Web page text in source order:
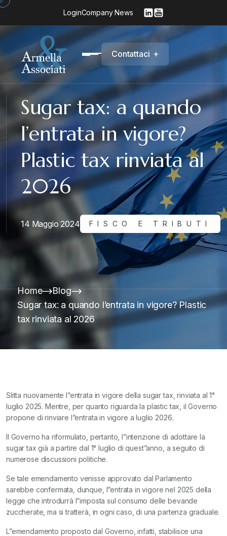
LoginCompany News
Contattaci +
Sugar tax: a quando
l’entrata in vigore?
Plastic tax rinviata al
2026
14 Maggio 2024 FISCO E TRIBUTI
Home
Blog
Sugar tax: a quando l’entrata in vigore? Plastic
tax rinviata al 2026
Slitta nuovamente l”entrata in vigore della sugar tax, rinviata al 1°
luglio 2025. Mentre, per quanto riguarda la plastic tax, il Governo
propone di rinviare l”entrata in vigore a luglio 2026.
Il Governo ha riformulato, pertanto, l”intenzione di adottare la
sugar tax già a partire dal 1° luglio di quest”anno, a seguito di
numerose discussioni politiche.
Se tale emendamento venisse approvato dal Parlamento
sarebbe confermata, dunque, l”entrata in vigore nel 2025 della
legge che introdurrà l”imposta sul consumo delle bevande
zuccherate, ma si tratterà, in ogni caso, di una partenza graduale.
L”emendamento proposto dal Governo, infatti, stabilisce una